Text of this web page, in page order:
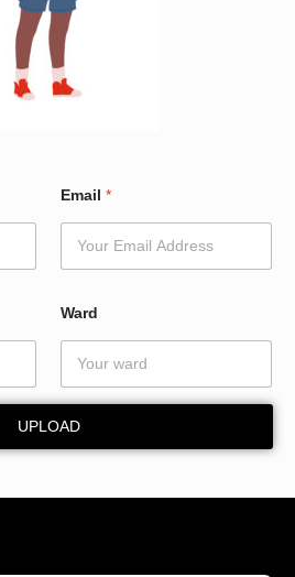
Email *
Ward
UPLOAD